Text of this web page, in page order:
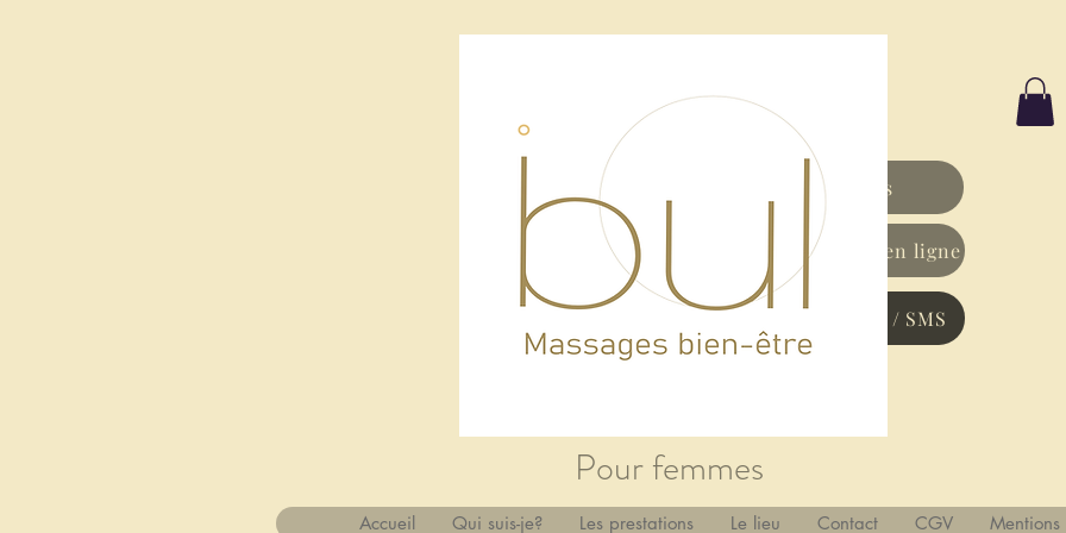
Les prestations
Réserver un massage en ligne
Prendre RDV par tel / SMS
Pour femmes
Accueil Qui suis-je? Les prestations Le lieu Contact CGV Mentions